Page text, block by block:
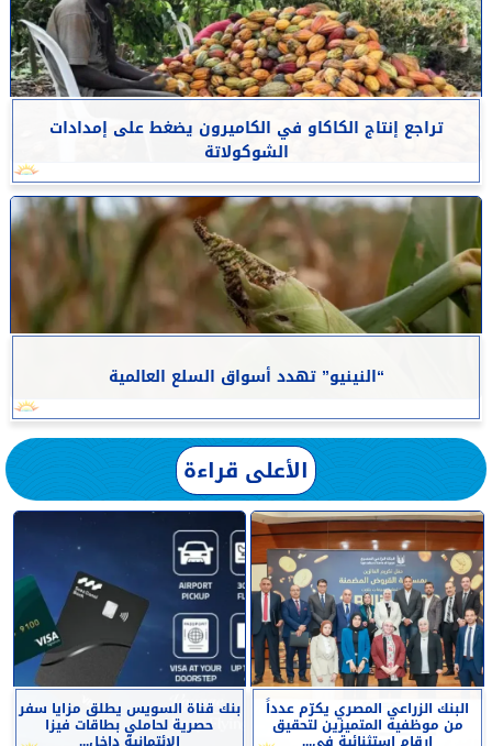
تراجع إنتاج الكاكاو في الكاميرون يضغط على إمدادات
الشوكولاتة
“النينيو” تهدد أسواق السلع العالمية
الأعلى قراءة
البنك الزراعي المصري يكرّم عدداً
من موظفيه المتميزين لتحقيق
بنك قناة السويس يطلق مزايا سفر
حصرية لحاملي بطاقات فيزا